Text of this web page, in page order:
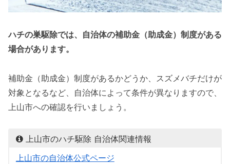
ハチの巣駆除では、自治体の補助金（助成金）制度がある
場合があります。
補助金（助成金）制度があるかどうか、スズメバチだけが
対象となるなど、自治体によって条件が異なりますので、
上山市への確認を行いましょう。
上山市のハチ駆除 自治体関連情報
上山市の自治体公式ページ